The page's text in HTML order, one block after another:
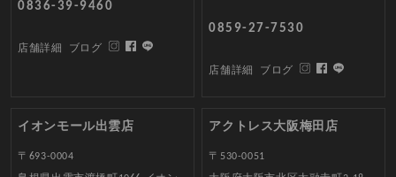
0836-39-9460
店舗詳細 ブログ
0859-27-7530
店舗詳細 ブログ
イオンモール出雲店
〒693-0004
アクトレス大阪梅田店
〒530-0051